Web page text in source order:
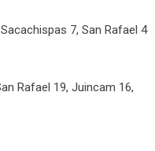
7, San Rafael 4
Rafael 19, Juincam 16,